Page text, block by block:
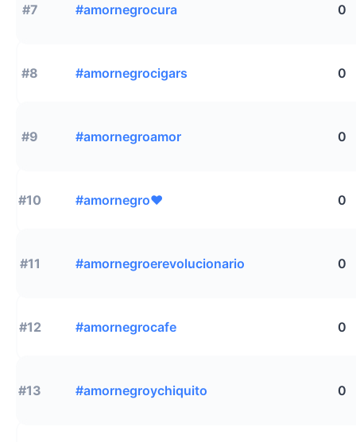
#7 #amornegrocura 0
#8 #amornegrocigars 0
#9 #amornegroamor 0
#10 #amornegro❤ 0
#11 #amornegroerevolucionario 0
#12 #amornegrocafe 0
#13 #amornegroychiquito 0